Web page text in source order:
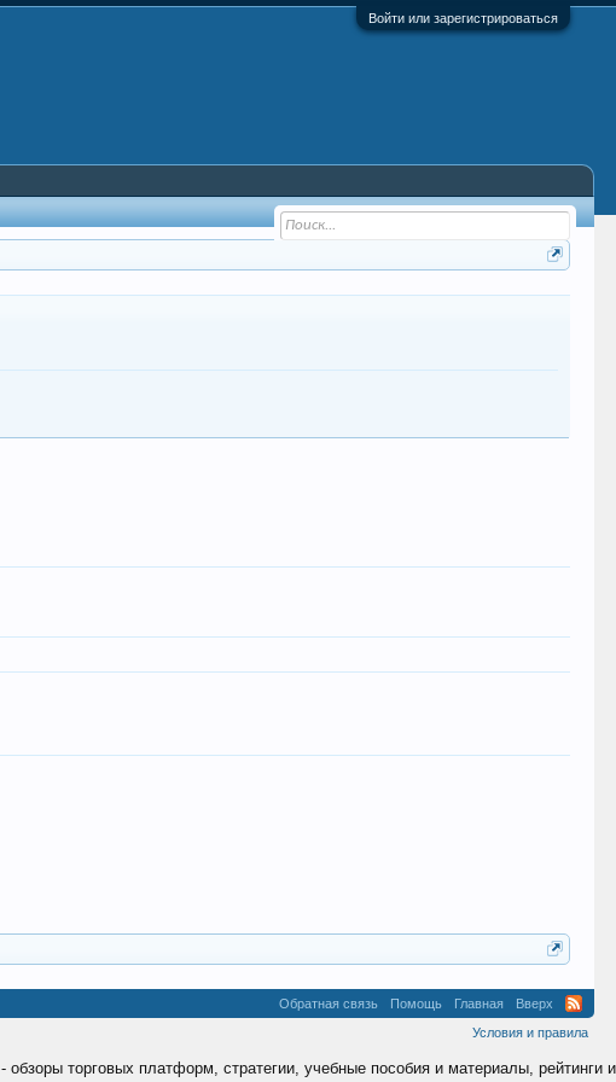
Войти или зарегистрироваться
Обратная связь Помощь Главная
Вверх
Условия и правила
- обзоры торговых платформ, стратегии, учебные пособия и материалы, рейтинги и